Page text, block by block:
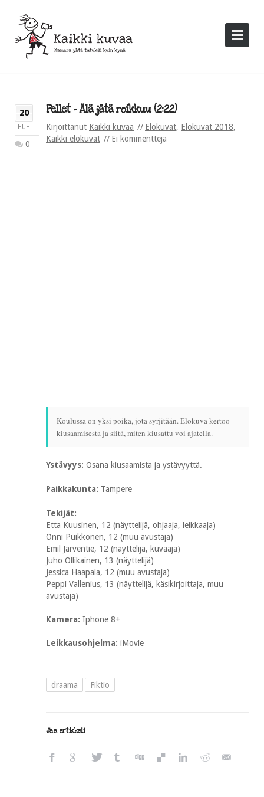
20
HUH
0
Pellet – Älä jätä roikkuu (2:22)
Kirjoittanut Kaikki kuvaa Elokuvat, Elokuvat 2018,
Kaikki elokuvat
Ei kommentteja
Koulussa on yksi poika, jota syrjitään. Elokuva kertoo
kiusaamisesta ja siitä, miten kiusattu voi ajatella.
Ystävyys: Osana kiusaamista ja ystävyyttä.
Paikkakunta: Tampere
Tekijät:
Etta Kuusinen, 12 (näyttelijä, ohjaaja, leikkaaja)
Onni Puikkonen, 12 (muu avustaja)
Emil Järventie, 12 (näyttelijä, kuvaaja)
Juho Ollikainen, 13 (näyttelijä)
Jessica Haapala, 12 (muu avustaja)
Peppi Vallenius, 13 (näyttelijä, käsikirjoittaja, muu
avustaja)
Kamera: Iphone 8+
Leikkausohjelma: iMovie
draama Fiktio
Jaa artikkeli